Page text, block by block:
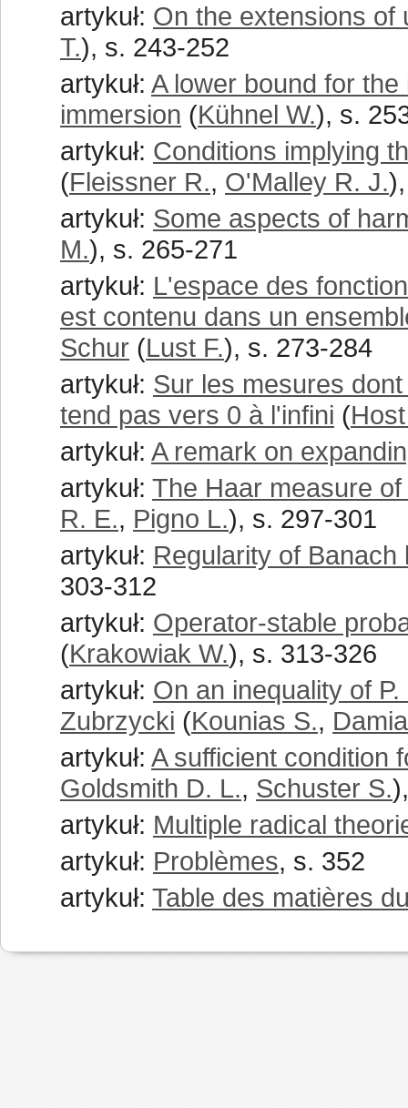
artykuł: On the extensions of
T.), s. 243-252
artykuł: A lower bound for
immersion (Kühnel W.), s.
artykuł: Conditions implying
(Fleissner R., O'Malley R. J.
artykuł: Some aspects of
M.), s. 265-271
artykuł: L'espace des
est contenu dans un
Schur (Lust F.), s. 273-284
artykuł: Sur les mesures
tend pas vers 0 à l'infini (
artykuł: A remark on
artykuł: The Haar measure
R. E., Pigno L.), s. 297-301
artykuł: Regularity of
303-312
artykuł: Operator-stable
(Krakowiak W.), s. 313-326
artykuł: On an inequality of
Zubrzycki (Kounias S.,
artykuł: A sufficient condition
Goldsmith D. L., Schuster S.
artykuł: Multiple radical
artykuł: Problèmes, s. 352
artykuł: Table des matières